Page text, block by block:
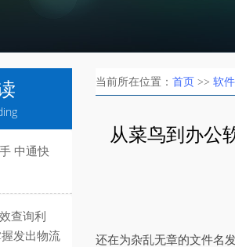
中通快
查询利
发出物流
当前所在位置： 首页 >> 软
从菜鸟到办公
还在为杂乱无章的文件名